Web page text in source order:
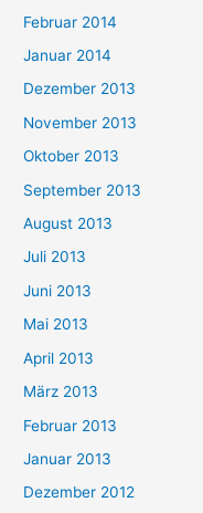
Februar 2014
Januar 2014
Dezember 2013
November 2013
Oktober 2013
September 2013
August 2013
Juli 2013
Juni 2013
Mai 2013
April 2013
März 2013
Februar 2013
Januar 2013
Dezember 2012